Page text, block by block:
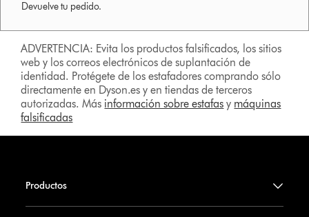
Devuelve tu pedido.
ADVERTENCIA: Evita los productos falsificados, los sitios
web y los correos electrónicos de suplantación de
identidad. Protégete de los estafadores comprando sólo
directamente en Dyson.es y en tiendas de terceros
autorizadas. Más información sobre estafas y máquinas
falsificadas
Productos